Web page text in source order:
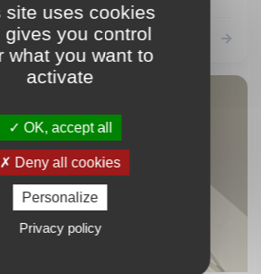
site uses cookies
gives you control
what you want to
activate
OK, accept all
Deny all cookies
Personalize
Privacy policy